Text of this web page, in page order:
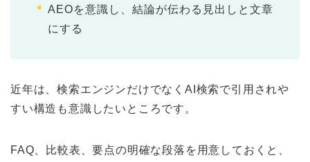
AEOを意識し、結論が伝わる見出しと文章
にする
近年は、検索エンジンだけでなくAI検索で引用されや
すい構造も意識したいところです。
FAQ、比較表、要点の明確な段落を用意しておくと、